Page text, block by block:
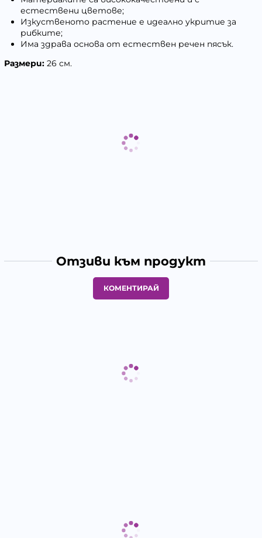
естествени цветове;
Изкуственото растение е идеално укритие за
рибките;
Има здрава основа от естествен речен пясък.
Размери: 26 см.
Отзиви към продукт
КОМЕНТИРАЙ